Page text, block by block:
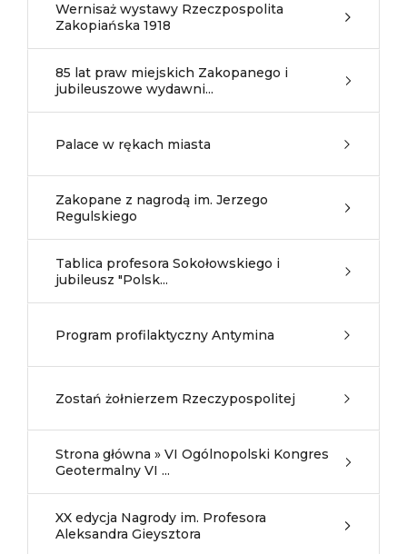
Wernisaż wystawy Rzeczpospolita
Zakopiańska 1918
85 lat praw miejskich Zakopanego i
jubileuszowe wydawni...
Palace w rękach miasta
Zakopane z nagrodą im. Jerzego
Regulskiego
Tablica profesora Sokołowskiego i
jubileusz "Polsk...
Program profilaktyczny Antymina
Zostań żołnierzem Rzeczypospolitej
Strona główna » VI Ogólnopolski Kongres
Geotermalny VI ...
XX edycja Nagrody im. Profesora
Aleksandra Gieysztora